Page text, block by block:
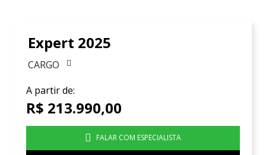
Expert 2025
CARGO
A partir de:
R$ 213.990,00
FALAR COM ESPECIALISTA